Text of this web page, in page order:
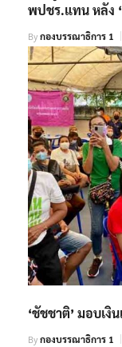
พปชร.แทน หลัง
Byกองบรรณาธิการ 1
‘ชัชชาติ’ มอบเงิ
Byกองบรรณาธิการ 1